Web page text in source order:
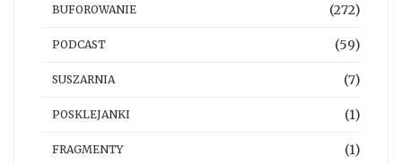
BUFOROWANIE (272)
PODCAST (59)
SUSZARNIA (7)
POSKLEJANKI (1)
FRAGMENTY (1)